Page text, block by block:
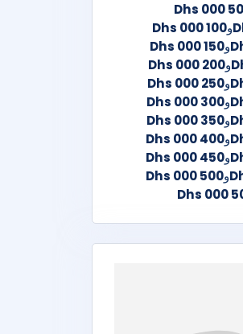
50 000 Dhs
و100 000 Dhs
و150 000 Dhs
و200 000 Dhs
و250 000 Dhs
و300 000 Dhs
و350 000 Dhs
و400 000 Dhs
و450 000 Dhs
و500 000 Dhs
500